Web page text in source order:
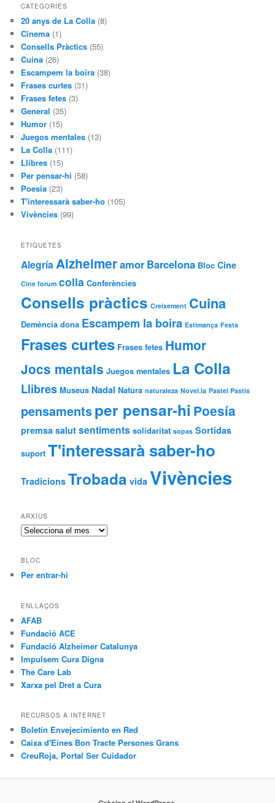
CATEGORIES
20 anys de La Colla (8)
Cinema (1)
Consells Pràctics (55)
Cuina (26)
Escampem la boira (38)
Frases curtes (31)
Frases fetes (3)
General (35)
Humor (15)
Juegos mentales (13)
La Colla (111)
Llibres (15)
Per pensar-hi (58)
Poesia (23)
T'interessarà saber-ho (105)
Vivències (99)
ETIQUETES
Alegría Alzheimeramor Barcelona Bloc Cine
Cine forum colla Conferències
Consells pràctics Creixement Cuina
Demència dona Escampem la boira Estimança Festa
Frases curtes Frases fetes Humor
Jocs mentals Juegos mentales La Colla
Llibres Museus Nadal Natura naturaleza Novel.la Pastel Pastís
pensamentsper pensar-hi Poesía
premsa salut sentiments solidaritat sopas Sortidas
suport T'interessarà saber-ho
Tradicions Trobada vida Vivències
ARXIUS
Arxius
BLOC
Per entrar-hi
ENLLAÇOS
AFAB
Fundació ACE
Fundació Alzheimer Catalunya
Impulsem Cura Digna
The Care Lab
Xarxa pel Dret a Cura
RECURSOS A INTERNET
Boletín Envejecimiento en Red
Caixa d'Eines Bon Tracte Persones Grans
CreuRoja, Portal Ser Cuidador